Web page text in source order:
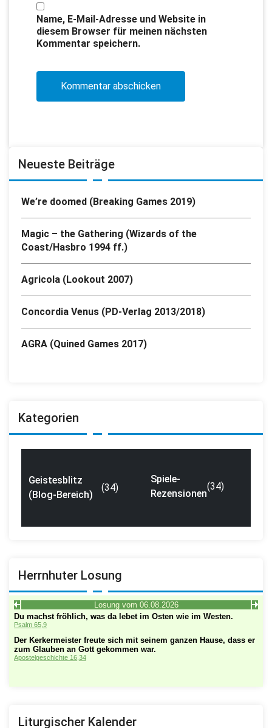
Name, E-Mail-Adresse und Website in
diesem Browser für meinen nächsten
Kommentar speichern.
Neueste Beiträge
We’re doomed (Breaking Games 2019)
Magic – the Gathering (Wizards of the
Coast/Hasbro 1994 ff.)
Agricola (Lookout 2007)
Concordia Venus (PD-Verlag 2013/2018)
AGRA (Quined Games 2017)
Kategorien
Geistesblitz
(Blog-Bereich)
(34)
Spiele-
Rezensionen
(34)
Herrnhuter Losung
Liturgischer Kalender